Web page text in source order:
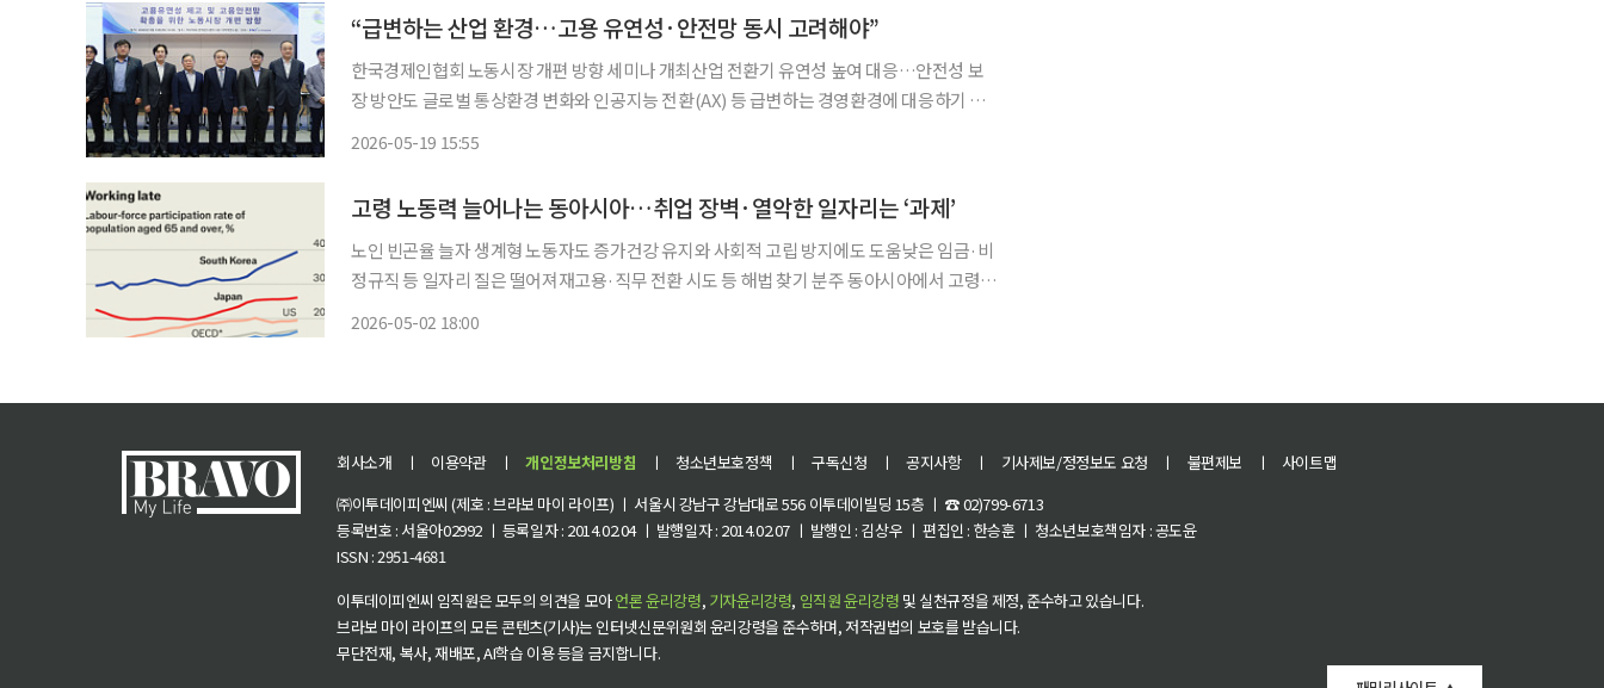
“급변하는 산업 환경…고용 유연성·안전망 동시 고려해야”
한국경제인협회 노동시장 개편 방향 세미나 개최산업 전환기 유연성 높여 대응…안전성 보
장 방안도 글로벌 통상환경 변화와 인공지능 전환(AX) 등 급변하는 경영환경에 대응하기 위
2026-05-19 15:55
고령 노동력 늘어나는 동아시아…취업 장벽·열악한 일자리는 ‘과제’
노인 빈곤율 늘자 생계형 노동자도 증가건강 유지와 사회적 고립 방지에도 도움낮은 임금·비
정규직 등 일자리 질은 떨어져재고용·직무 전환 시도 등 해법 찾기 분주 동아시아에서 고령층
2026-05-02 18:00
회사소개 ㅣ 이용약관 ㅣ 개인정보처리방침 ㅣ 청소년보호정책 ㅣ 구독신청 ㅣ 공지사항 ㅣ 기사제보/정정보도 요청 ㅣ 불편제보 ㅣ
사이트맵
㈜이투데이피엔씨 (제호 : 브라보 마이 라이프) ㅣ 서울시 강남구 강남대로 556 이투데이빌딩 15층 ㅣ ☎ 02)799-6713
등록번호 : 서울아02992 ㅣ 등록일자 : 2014.02.04 ㅣ 발행일자 : 2014.02.07 ㅣ 발행인 : 김상우 ㅣ 편집인 : 한승훈 ㅣ 청소년보호책임자 : 공도윤
ISSN : 2951-4681
이투데이피엔씨 임직원은 모두의 의견을 모아언론 윤리강령, 기자윤리강령, 임직원 윤리강령 및 실천규정을 제정, 준수하고 있습니다.
브라보 마이 라이프의 모든 콘텐츠(기사)는 인터넷신문위원회 윤리강령을 준수하며, 저작권법의 보호를 받습니다.
무단전재, 복사, 재배포, AI학습 이용 등을 금지합니다.